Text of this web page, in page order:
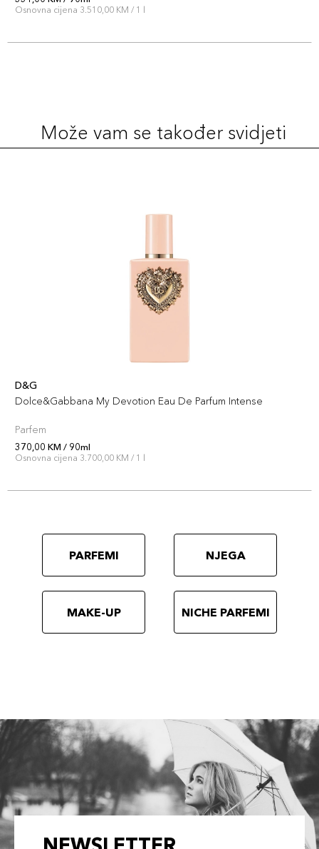
Osnovna cijena 3.510,00 KM / 1 l
Može vam se također svidjeti
D&G
Dolce&Gabbana My Devotion Eau De Parfum Intense
Parfem
370,00 KM / 90ml
Osnovna cijena 3.700,00 KM / 1 l
PARFEMI NJEGA
MAKE-UP NICHE PARFEMI